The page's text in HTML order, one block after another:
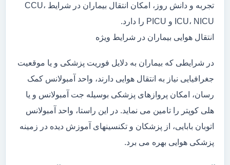
تجربه و دانش روز، امکان انتقال بیماران در شرایط CCU،
ICU، NICU و PICU را دارد.
انتقال هوایی بیماران در شرایط ویژه
در شرایطی که بیماران به دلایل فوریت پزشکی و یا موقعیت
جغرافیایی نیاز به انتقال هوایی دارند، واحد آمبولانس کمک
رسان، امکان پروازهای پزشکی بوسیله جت آمبولانس و یا
هلی کوپتر را تامین می نماید. در این راستا، واحد آمبولانس
اتوبان بابایی، از پزشکان و تکنسینهای آموزش دیده در زمینه
پزشکی هوایی بهره می برد.